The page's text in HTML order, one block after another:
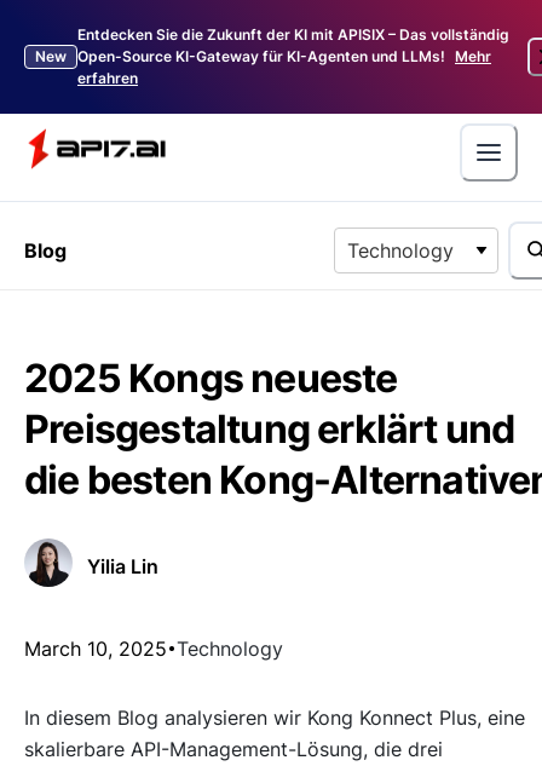
New
Entdecken Sie die Zukunft der KI mit APISIX – Das vollständig
Open-Source KI-Gateway für KI-Agenten und LLMs! Mehr
erfahren
Blog Technology
2025 Kongs neueste
Preisgestaltung erklärt und
die besten Kong-
Yilia Lin
March 10, 2025 Technology
In diesem Blog analysieren wir Kong Konnect Plus, eine
skalierbare API-Management-Lösung, die drei